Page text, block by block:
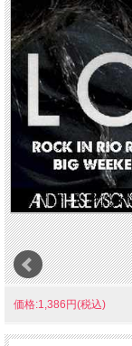
価格:1,386円(税込)